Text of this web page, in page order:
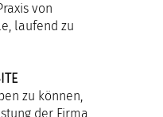
von
laufend zu
zu können,
der Firma